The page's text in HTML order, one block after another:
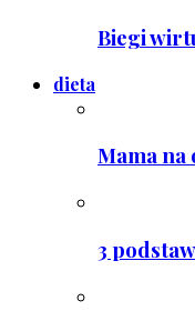
Biegi
dieta
Mama na
3